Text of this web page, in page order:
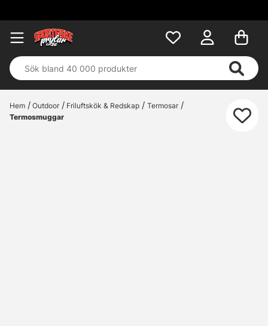
Hem Outdoor Friluftskök & Redskap
Termosar
Termosmuggar